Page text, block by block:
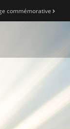
commémorative